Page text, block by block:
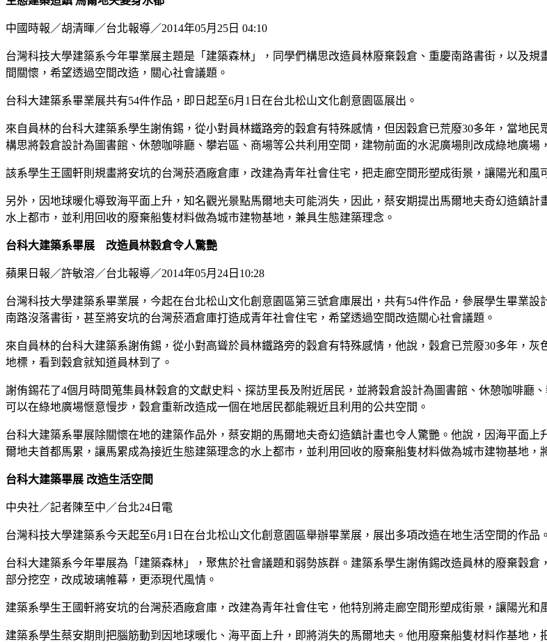
中國時報／胡清暉／台北報導／2014年05月25日 04:10
台灣科技大學建築系今年畢業展主題是「建築森林」，同學們構思改造員林廢棄穀倉、重慶南路書街，以及
間關懷，希望透過空間改造，關心社會議題。
台科大建築系畢業展共有54件作品，即日起至6月1日在台北松山文化創意園區展出。
來自員林的台科大建築系學生謝侑錫，從小對員林鐵路旁的穀倉有特殊感情，但因穀倉已荒廢30多年，當地
構思將穀倉設計為圖書館、休憩咖啡廳、攀岩區、商場等公共利用空間，建物前面的水泥廣場則改成綠地廣場
該系學生王國軒則規畫將安坑的台灣菸酒廠倉庫，改建為青年社會住宅，把走廊空間形塑成街景，讓陽光和風
另外，因地球暖化導致海平面上升，知名觀光景點馬爾地夫可能消失，因此，蔡安期提出馬爾地夫奇幻造鎮
水上都市，並利用回收的廢棄船隻材料做為城市建物基地，兼具生態建築理念。
台科大建築系畢展 改造員林穀倉令人驚艷
蘋果日報／許敏溶／台北報導／2014年05月24日10:28
台灣科技大學建築系畢業展，今起在台北松山文化創意園區第三號倉庫展出，共有54件作品，參展學生畢業
南路沒落書街，甚至將安坑的台灣菸酒倉庫打造成青年社會住宅，希望透過空間改造關心社會議題。
來自員林的台科大建築系謝侑錫，從小對高聳於員林鐵路旁的穀倉有特殊感情，他說，穀倉已荒廢30多年，
地標，看到穀倉就知道員林到了。
謝侑錫花了4個月時間蒐集員林穀倉的文獻史料、探訪里長及附近居民，並將穀倉設計為圖書館、休憩咖啡廳
可以在綠地廣場愜意慢步，穀倉重新改造成一個在地居民都能親近且利用的公共空間。
台科大建築系畢展除關懷在地的建築作品外，蔡安期的馬爾地夫奇幻造鎮計畫也令人驚艷。他說，因海平面
爾地夫首都馬累，讓馬累成為接近生態建築理念的水上都市，並利用回收的廢棄船隻材料做為城市建物基地，
台科大建築畢展 改造生活空間
中央社／記者陳至中／台北24日電
台灣科技大學建築系今天起至6月1日在台北松山文化創意園區舉辦畢業展，展出多項改造在地生活空間的作品。
台科大建築系今年畢展為「建築森林」，聚焦於社會議題和弱勢族群。建築系學生謝侑錫改造員林的廢棄穀
部分挖空，改成玻璃帷幕，更添現代風情。
建築系學生王國軒將安坑的台灣菸酒廠倉庫，改建為青年社會住宅，他特別將走廊空間形塑成街景，讓陽光和
建築系學生蔡安期則把腦筋動到因地球暖化、海平面上升，即將消失的馬爾地夫。他用廢棄船隻材料作基地，